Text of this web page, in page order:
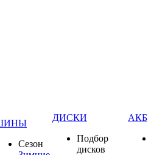
Сезон
ДИСКИ
Подбор
дисков
АКБ